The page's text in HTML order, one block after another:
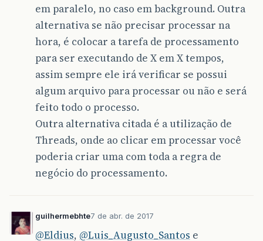
em paralelo, no caso em background. Outra
alternativa se não precisar processar na
hora, é colocar a tarefa de processamento
para ser executando de X em X tempos,
assim sempre ele irá verificar se possui
algum arquivo para processar ou não e será
feito todo o processo.
Outra alternativa citada é a utilização de
Threads, onde ao clicar em processar você
poderia criar uma com toda a regra de
negócio do processamento.
guilhermebhte7 de abr. de 2017
@Eldius, @Luis_Augusto_Santos e